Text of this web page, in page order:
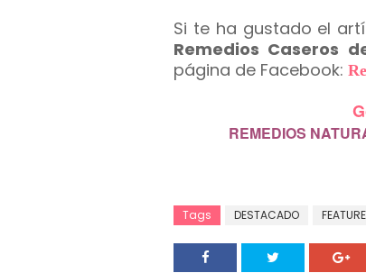
Si te ha gustado el
Remedios Caseros
página de Facebook:
REMEDIOS
Tags DESTACADO